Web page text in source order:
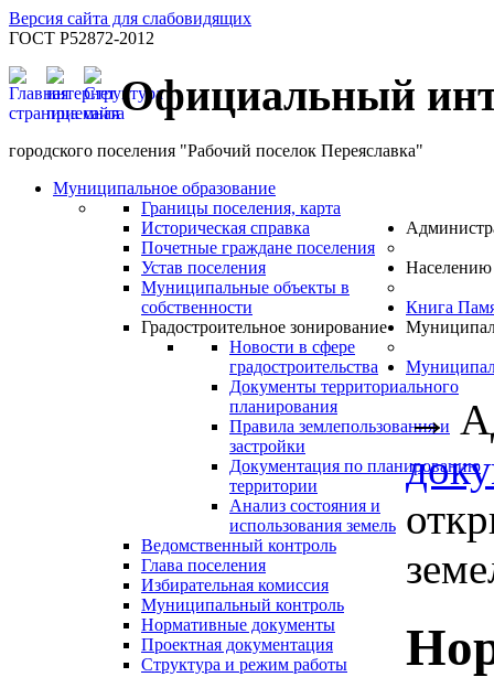
Версия сайта для слабовидящих
ГОСТ Р52872-2012
Официальный
городского поселения "Рабочий поселок Переяславка"
Муниципальное образование
Границы поселения, карта
Историческая справка
Почетные граждане поселения
Устав поселения
Муниципальные объекты в
собственности
Градостроительное зонирование
Новости в сфере
градостроительства
Документы территориального
планирования
Правила землепользования и
застройки
Документация по планированию
территории
Анализ состояния и
использования земель
Ведомственный контроль
Глава поселения
Избирательная комиссия
Муниципальный контроль
Нормативные документы
Проектная документация
Структура и режим работы
Населению
Книга
→